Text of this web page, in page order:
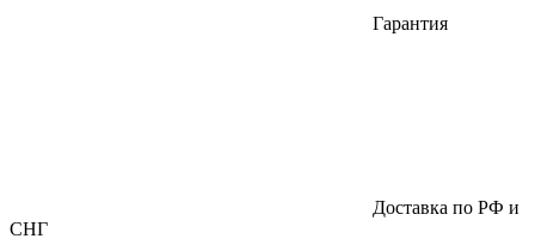
Гарантия
Доставка по РФ и
СНГ